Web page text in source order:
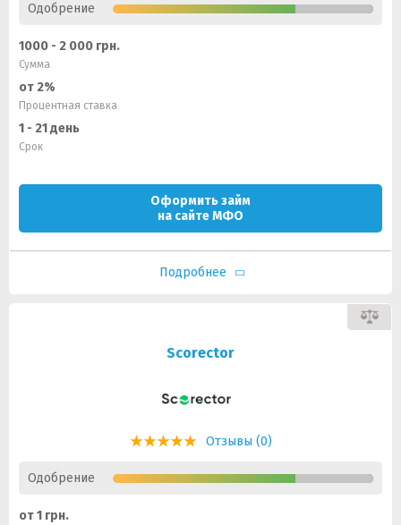
Одобрение
1000 - 2 000 грн.
Сумма
от 2%
Процентная ставка
1 - 21 день
Срок
Оформить займ
на сайте МФО
Подробнее
Scorector
Отзывы (0)
Одобрение
от 1 грн.